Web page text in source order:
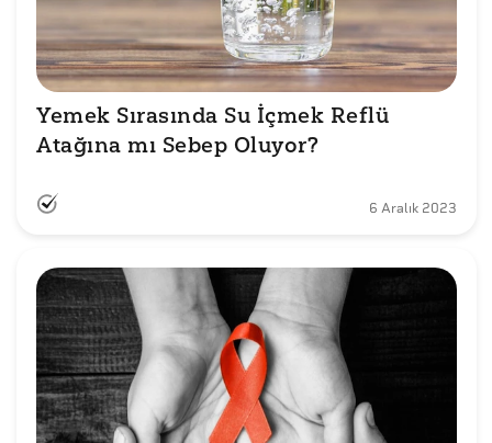
Yemek Sırasında Su İçmek Reflü
Atağına mı Sebep Oluyor?
6 Aralık 2023